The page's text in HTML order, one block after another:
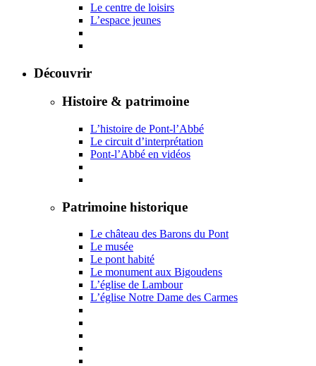
Le centre de loisirs
L’espace jeunes
Découvrir
Histoire & patrimoine
L’histoire de Pont-l’Abbé
Le circuit d’interprétation
Pont-l’Abbé en vidéos
Patrimoine historique
Le château des Barons du Pont
Le musée
Le pont habité
Le monument aux Bigoudens
L’église de Lambour
L’église Notre Dame des Carmes